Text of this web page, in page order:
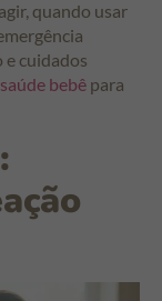
quando usar
e cuidados
bebê para